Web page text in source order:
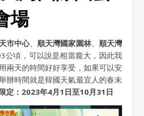
場
市中心、 順天灣國家園林、 順天灣
公頃，可以說是相當龐大，因此我
兩天的時間好好享受，如果可以安
辦時間就是韓國天氣最宜人的春末
定：2023年4月1日至10月31日